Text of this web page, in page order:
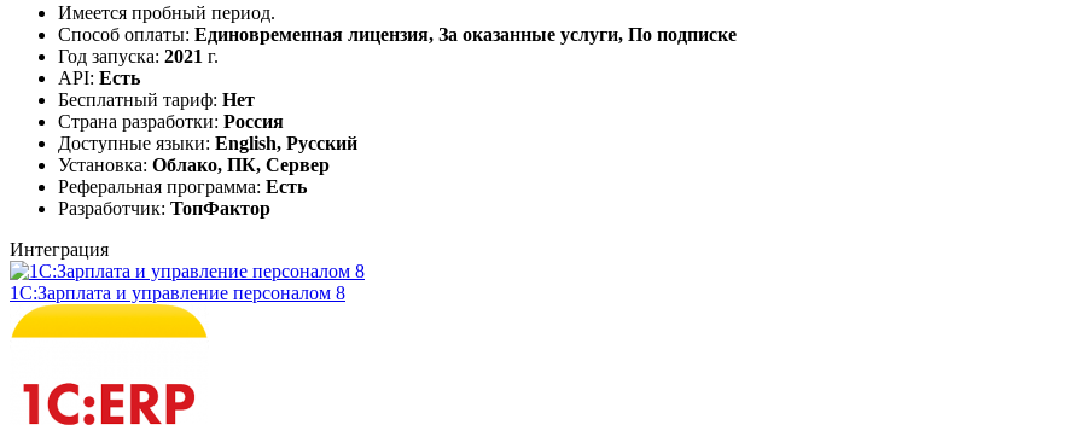
Имеется пробный период.
Способ оплаты: Единовременная лицензия, За оказанные услуги, По подписке
Год запуска: 2021 г.
API: Есть
Бесплатный тариф: Нет
Страна разработки: Россия
Доступные языки: English, Русский
Установка: Облако, ПК, Сервер
Реферальная программа: Есть
Разработчик: ТопФактор
Интеграция
1С:Зарплата и управление персоналом 8